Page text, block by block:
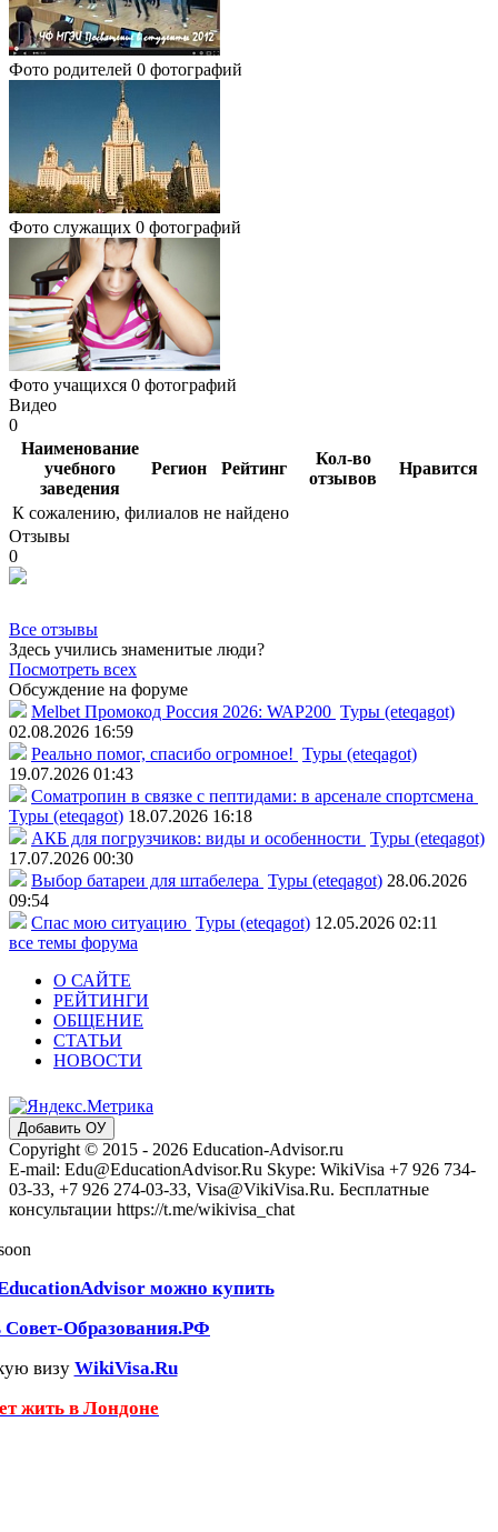
Фото родителей 0 фотографий
Фото служащих 0 фотографий
Фото учащихся 0 фотографий
Видео
0
Наименование
учебного
заведения
Регион Рейтинг
Кол-во
отзывов
Нравится
К сожалению, филиалов не найдено
Отзывы
0
Все отзывы
Здесь учились знаменитые люди?
Посмотреть всех
Обсуждение на форуме
Melbet Промокод Россия 2026: WAP200 Туры (eteqagot)
02.08.2026 16:59
Реально помог, спасибо огромное! Туры (eteqagot)
19.07.2026 01:43
Соматропин в связке с пептидами: в арсенале спортсмена
Туры (eteqagot) 18.07.2026 16:18
АКБ для погрузчиков: виды и особенности Туры (eteqagot)
17.07.2026 00:30
Выбор батареи для штабелера Туры (eteqagot) 28.06.2026
09:54
Спас мою ситуацию Туры (eteqagot) 12.05.2026 02:11
все темы форума
О САЙТЕ
РЕЙТИНГИ
ОБЩЕНИЕ
СТАТЬИ
НОВОСТИ
Добавить ОУ
Copyright © 2015 - 2026 Education-Advisor.ru
E-mail: Edu@EducationAdvisor.Ru Skype: WikiVisa +7 926 734-
03-33, +7 926 274-03-33, Visa@VikiVisa.Ru. Бесплатные
консультации https://t.me/wikivisa_chat
можно купить
Совет-Образования.РФ
визу WikiVisa.Ru
жить в Лондоне